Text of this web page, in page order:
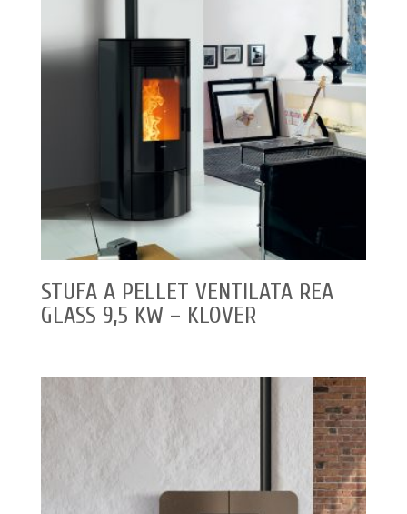
STUFA A PELLET VENTILATA REA
GLASS 9,5 KW – KLOVER